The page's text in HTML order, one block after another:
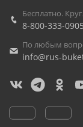
Бесплатно.
8-800-333-0905
По любым
info@rus-